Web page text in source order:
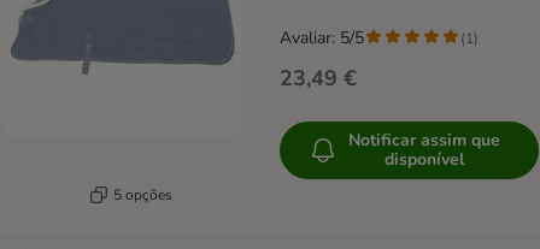
5 opções
23,49 €
Avaliar: 5/5 (1)
Notificar assim que
disponível